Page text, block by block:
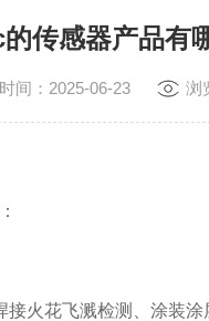
传感器产品有
间：2025-06-23 浏
火花飞溅检测、涂装